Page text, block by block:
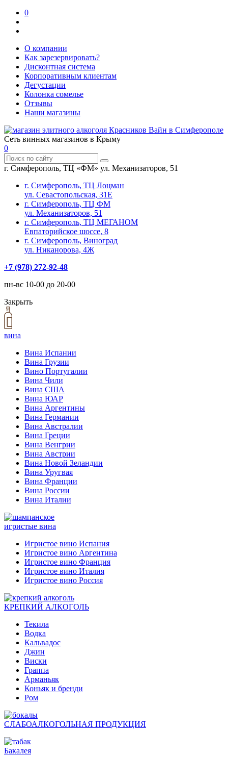
0
О компании
Как зарезервировать?
Дисконтная система
Корпоративным клиентам
Дегустации
Колонка сомелье
Отзывы
Наши магазины
Сеть винных магазинов в Крыму
0
г. Симферополь, ТЦ «ФМ» ул. Механизаторов, 51
г. Симферополь, ТЦ Лоцман
ул. Севастопольская, 31Е
г. Симферополь, ТЦ ФМ
ул. Механизаторов, 51
г. Симферополь, ТЦ МЕГАНОМ
Евпаторийское шоссе, 8
г. Симферополь, Виноград
ул. Никанорова, 4Ж
+7 (978) 272-92-48
пн-вс 10-00 до 20-00
Закрыть
вина
Вина Испании
Вина Грузии
Вино Португалии
Вина Чили
Вина США
Вина ЮАР
Вина Аргентины
Вина Германии
Вина Австралии
Вина Греции
Вина Венгрии
Вина Австрии
Вина Новой Зеландии
Вина Уругвая
Вина Франции
Вина России
Вина Италии
игристые вина
Игристое вино Испания
Игристое вино Аргентина
Игристое вино Франция
Игристое вино Италия
Игристое вино Россия
КРЕПКИЙ АЛКОГОЛЬ
Текила
Водка
Кальвадос
Джин
Виски
Граппа
Арманьяк
Коньяк и бренди
Ром
СЛАБОАЛКОГОЛЬНАЯ ПРОДУКЦИЯ
Бакалея